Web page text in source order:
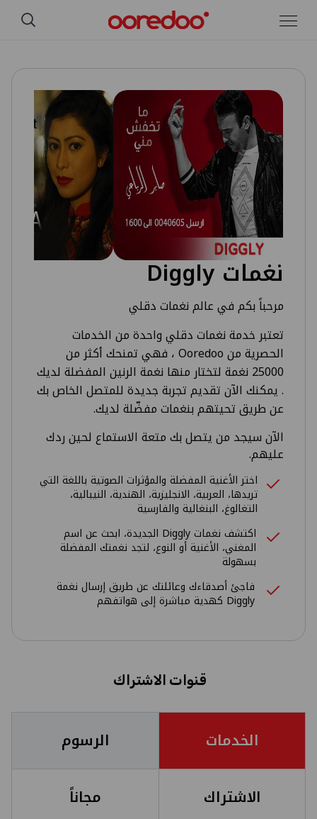
نغمات Diggly
مرحباً بكم في عالم نغمات دقلي
تعتبر خدمة نغمات دقلي واحدة من الخدمات
الحصرية من Ooredoo ، فهي تمنحك أكثر من
25000 نغمة لتختار منها نغمة الرنين المفضلة لديك
. يمكنك الآن تقديم تجربة جديدة للمتصل الخاص بك
عن طريق تحيتهم بنغمات مفضّلة لديك.
الآن سيجد من يتصل بك متعة الاستماع لحين ردك
عليهم.
اختر الأغنية المفضلة والمؤثرات الصوتية باللغة التي
تريدها، العربية، الانجليزية، الهندية، النيبالية،
التغالوغ، البنغالية والفارسية
اكتشف نغمات Diggly الجديدة، ابحث عن اسم
المغني، الأغنية أو النوع، لتجد نغمتك المفضلة
بسهولة
فاجئ أصدقاءك وعائلتك عن طريق إرسال نغمة
Diggly كهدية مباشرة إلى هواتفهم
قنوات الاشتراك
الخدمات الرسوم
الاشتراك مجاناً